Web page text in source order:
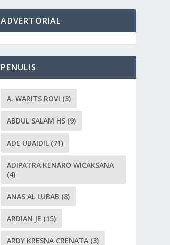
ADVERTORIAL
PENULIS
A. WARITS ROVI (3)
ABDUL SALAM HS (9)
ADE UBAIDIL (71)
ADIPATRA KENARO WICAKSANA
(4)
ANAS AL LUBAB (8)
ARDIAN JE (15)
ARDY KRESNA CRENATA (3)